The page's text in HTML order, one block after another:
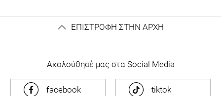
ΕΠΙΣΤΡΟΦΗ ΣΤΗΝ ΑΡΧΗ
Ακολούθησέ μας στα Social Media
facebook tiktok